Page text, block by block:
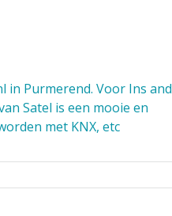
in Purmerend. Voor Ins and
Satel is een mooie en
met KNX, etc